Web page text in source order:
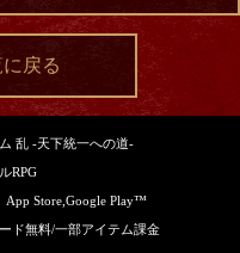
戻る
乱 -天下統一への道-
RPG
App Store,Google Play™
ド無料/一部アイテム課金